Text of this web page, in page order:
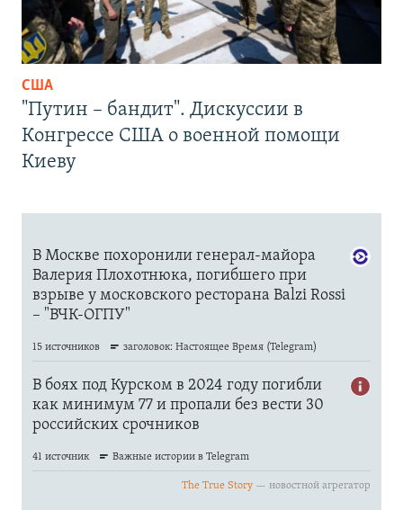
США
"Путин – бандит". Дискуссии в
Конгрессе США о военной помощи
Киеву